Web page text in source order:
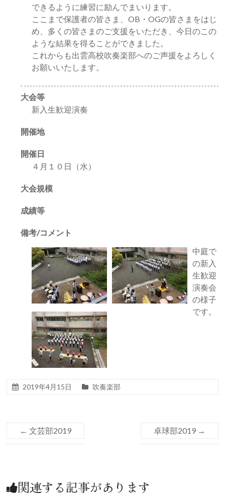
できるように練習に励んでまいります。
ここまで保護者の皆さま、OB・OGの皆さまをはじ
め、多くの皆さまのご支援をいただき、今日のこの
ような結果を得ることができました。
これからも出雲高校吹奏楽部へのご声援をよろしく
お願いいたします。
大会等
新入生歓迎演奏
開催地
開催日
４月１０日（水）
大会規模
成績等
備考/コメント
中庭で
の新入
生歓迎
演奏会
の様子
です。
2019年4月15日 吹奏楽部
← 文芸部2019 卓球部2019 →
関連する記事があります